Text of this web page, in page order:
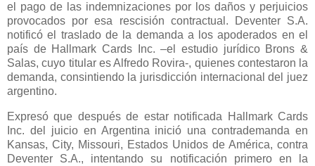
el pago de las indemnizaciones por los daños y perjuicios
provocados por esa rescisión contractual. Deventer S.A.
notificó el traslado de la demanda a los apoderados en el
país de Hallmark Cards Inc. –el estudio jurídico Brons &
Salas, cuyo titular es Alfredo Rovira-, quienes contestaron la
demanda, consintiendo la jurisdicción internacional del juez
argentino.
Expresó que después de estar notificada Hallmark Cards
Inc. del juicio en Argentina inició una contrademanda en
Kansas, City, Missouri, Estados Unidos de América, contra
Deventer S.A., intentando su notificación primero en la